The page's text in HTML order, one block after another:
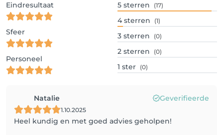
Eindresultaat
Sfeer
Personeel
5 sterren (17)
4 sterren (1)
3 sterren (0)
2 sterren (0)
1 ster (0)
Natalie Geverifieerde
1.10.2025
Heel kundig en met goed advies geholpen!